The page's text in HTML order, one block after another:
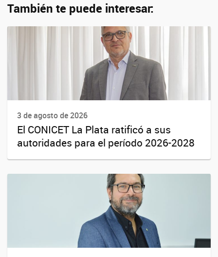
También te puede interesar:
3 de agosto de 2026
El CONICET La Plata ratificó a sus
autoridades para el período 2026-2028